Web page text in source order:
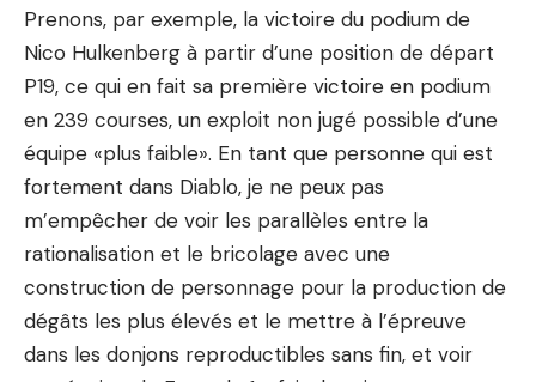
Prenons, par exemple, la victoire du podium de
Nico Hulkenberg à partir d’une position de départ
P19, ce qui en fait sa première victoire en podium
en 239 courses, un exploit non jugé possible d’une
équipe «plus faible». En tant que personne qui est
fortement dans Diablo, je ne peux pas
m’empêcher de voir les parallèles entre la
rationalisation et le bricolage avec une
construction de personnage pour la production de
dégâts les plus élevés et le mettre à l’épreuve
dans les donjons reproductibles sans fin, et voir